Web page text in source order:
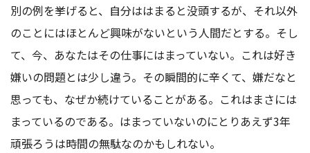
別の例を挙げると、自分ははまると没頭するが、それ以外
のことにはほとんど興味がないという人間だとする。そし
て、今、あなたはその仕事にはまっていない。これは好き
嫌いの問題とは少し違う。その瞬間的に辛くて、嫌だなと
思っても、なぜか続けていることがある。これはまさには
まっているのである。はまっていないのにとりあえず3年
頑張ろうは時間の無駄なのかもしれない。